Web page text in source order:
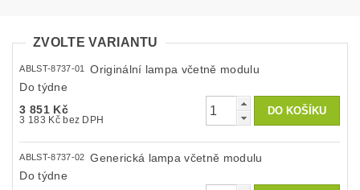
ZVOLTE VARIANTU
ABLST-8737-01
Originální lampa včetně modulu
Do týdne
3 851 Kč
3 183 Kč bez DPH
ABLST-8737-02
Generická lampa včetně modulu
Do týdne